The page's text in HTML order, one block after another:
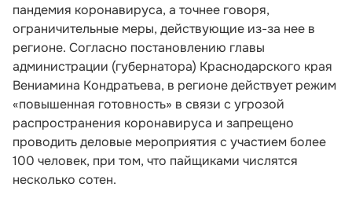
пандемия коронавируса, а точнее говоря,
ограничительные меры, действующие из-за нее в
регионе. Согласно постановлению главы
администрации (губернатора) Краснодарского края
Вениамина Кондратьева, в регионе действует режим
«повышенная готовность» в связи с угрозой
распространения коронавируса и запрещено
проводить деловые мероприятия с участием более
100 человек, при том, что пайщиками числятся
несколько сотен.